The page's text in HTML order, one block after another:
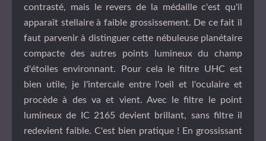
contrasté, mais le revers de la médaille c'est qu'il
apparaît stellaire à faible grossissement. De ce fait il
faut parvenir à distinguer cette nébuleuse planétaire
compacte des autres points lumineux du champ
d'étoiles environnant. Pour cela le filtre UHC est
bien utile, je l'intercale entre l'oeil et l'oculaire et
procède à des va et vient. Avec le filtre le point
lumineux de IC 2165 devient brillant, sans filtre il
redevient faible. C'est bien pratique ! En grossissant